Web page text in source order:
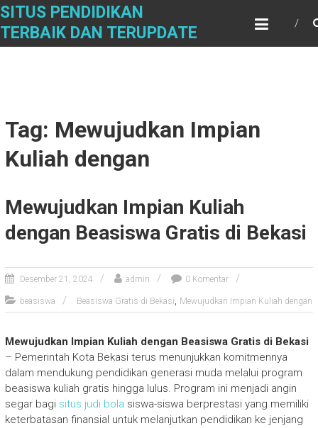
Skip
content
SITUS PENDIDIKAN
TERBAIK DAN TERUPDATE
Tag: Mewujudkan Impian
Kuliah dengan
Mewujudkan Impian Kuliah
dengan Beasiswa Gratis di Bekasi
Desember 21, 2024 admin 0 Komentar
beasiswa Beasiswa Gratis di Bekasi, Mewujudkan Impian Kuliah dengan
Mewujudkan Impian Kuliah dengan Beasiswa Gratis di Bekasi
– Pemerintah Kota Bekasi terus menunjukkan komitmennya
dalam mendukung pendidikan generasi muda melalui program
beasiswa kuliah gratis hingga lulus. Program ini menjadi angin
segar bagi situs judi bola siswa-siswa berprestasi yang memiliki
keterbatasan finansial untuk melanjutkan pendidikan ke jenjang